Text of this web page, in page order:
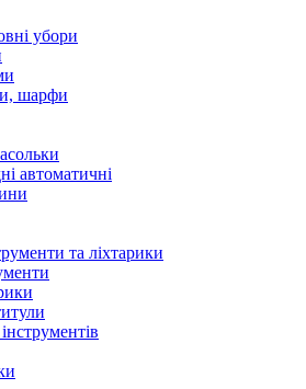
убори
шарфи
автоматичні
та ліхтарики